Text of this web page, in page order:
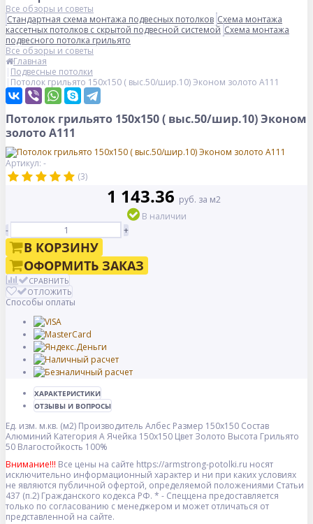
Все обзоры и советы
Стандартная схема монтажа подвесных потолков Схема монтажа
кассетных потолков с скрытой подвесной системой Схема монтажа
подвесного потолка грильято
Все обзоры и советы
Главная
Подвесные потолки
Потолок грильято 150х150 ( выс.50/шир.10) Эконом золото А111
Потолок грильято 150х150 ( выс.50/шир.10) Эконом
золото А111
Артикул: -
(3)
1 143.36 руб. за м2
В наличии
-
+
В КОРЗИНУ
ОФОРМИТЬ ЗАКАЗ
СРАВНИТЬ
ОТЛОЖИТЬ
Способы оплаты
ХАРАКТЕРИСТИКИ
ОТЗЫВЫ И ВОПРОСЫ
Ед. изм. м.кв. (м2) Производитель Албес Размер 150х150 Состав
Алюминий Категория AЯчейка 150x150 Цвет Золото Высота Грильято
50 Влагостойкость 100%
Внимание!!! Все цены на сайте https://armstrong-potolki.ru носят
исключительно информационный характер и ни при каких условиях
не являются публичной офертой, определяемой положениями Статьи
437 (п.2) Гражданского кодекса РФ. * - Спеццена предоставляется
только по согласованию с менеджером и может отличаться от
представленной на сайте.